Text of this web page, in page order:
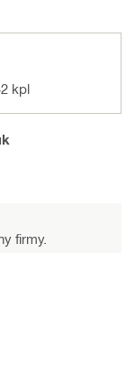
kpl
firmy.